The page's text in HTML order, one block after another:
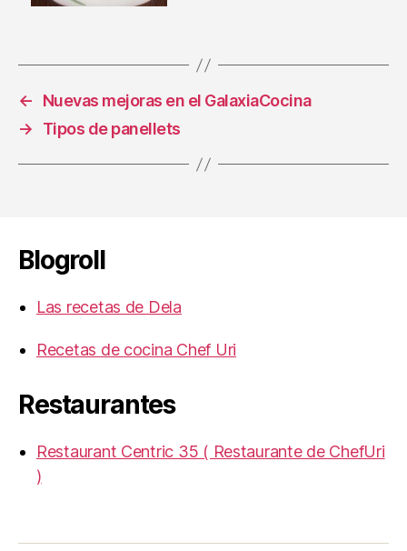
←
Nuevas mejoras en el GalaxiaCocina
→
Tipos de panellets
Blogroll
Las recetas de Dela
Recetas de cocina Chef Uri
Restaurantes
Restaurant Centric 35 ( Restaurante de ChefUri
)